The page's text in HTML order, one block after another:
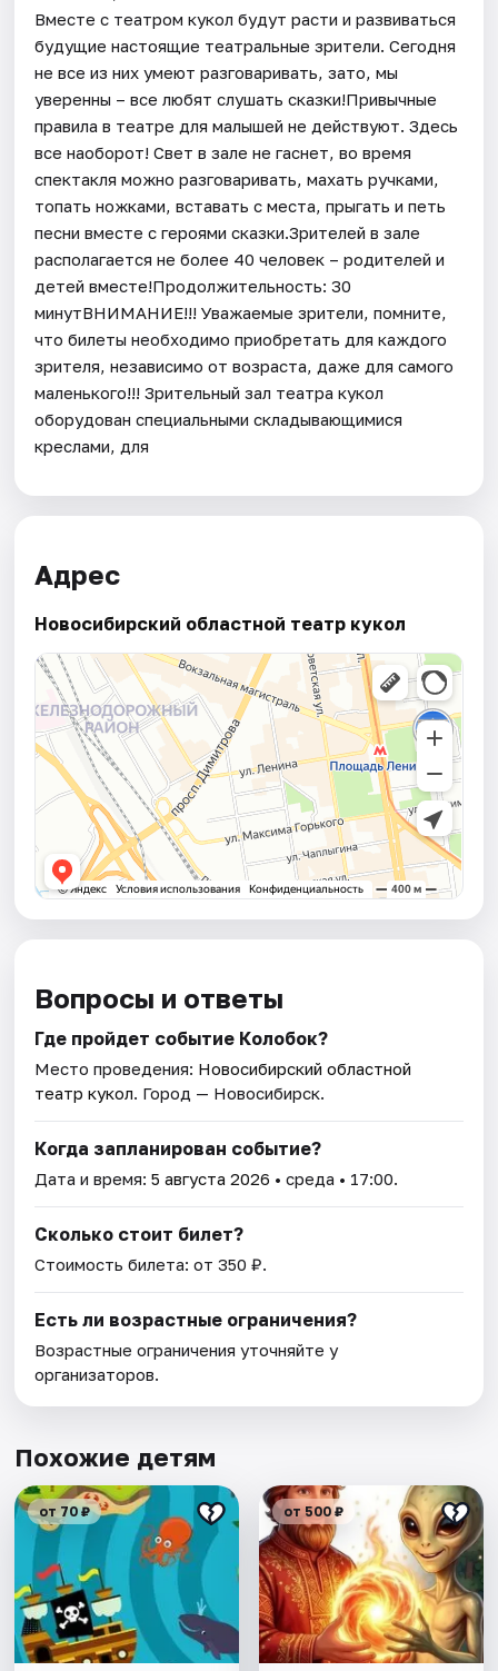
Вместе с театром кукол будут расти и развиваться
будущие настоящие театральные зрители. Сегодня
не все из них умеют разговаривать, зато, мы
уверенны – все любят слушать сказки!Привычные
правила в театре для малышей не действуют. Здесь
все наоборот! Свет в зале не гаснет, во время
спектакля можно разговаривать, махать ручками,
топать ножками, вставать с места, прыгать и петь
песни вместе с героями сказки.Зрителей в зале
располагается не более 40 человек – родителей и
детей вместе!Продолжительность: 30
минутВНИМАНИЕ!!! Уважаемые зрители, помните,
что билеты необходимо приобретать для каждого
зрителя, независимо от возраста, даже для самого
маленького!!! Зрительный зал театра кукол
оборудован специальными складывающимися
креслами, для
Адрес
Новосибирский областной театр кукол
Вопросы и ответы
Где пройдет событие Колобок?
Место проведения: Новосибирский областной
театр кукол. Город — Новосибирск.
Когда запланирован событие?
Дата и время:5 августа 2026 • среда • 17:00.
Сколько стоит билет?
Стоимость билета: от 350 ₽.
Есть ли возрастные ограничения?
Возрастные ограничения уточняйте у
организаторов.
Похожие детям
от 70 ₽ от 500 ₽